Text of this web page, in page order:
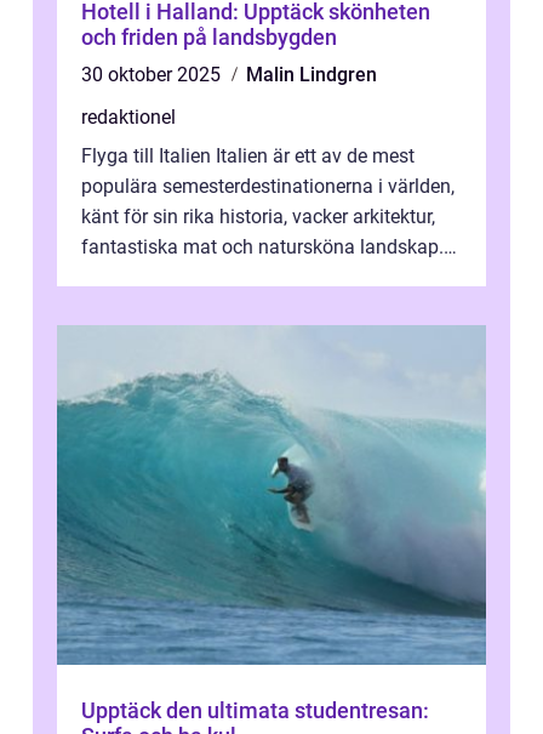
Hotell i Halland: Upptäck skönheten
och friden på landsbygden
30 oktober 2025
Malin Lindgren
redaktionel
Flyga till Italien Italien är ett av de mest
populära semesterdestinationerna i världen,
känt för sin rika historia, vacker arkitektur,
fantastiska mat och natursköna landskap.
Upptäck den ultimata studentresan: